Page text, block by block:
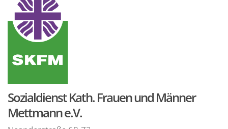
Sozialdienst Kath. Frauen und Männer
Mettmann e.V.